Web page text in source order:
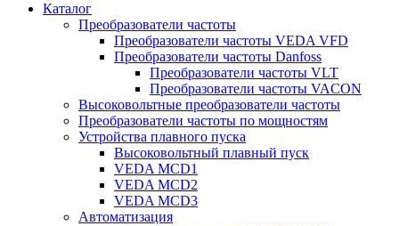
Каталог
Преобразователи частоты
Преобразователи частоты VEDA VFD
Преобразователи частоты Danfoss
Преобразователи частоты VLT
Преобразователи частоты VACON
Высоковольтные преобразователи частоты
Преобразователи частоты по мощностям
Устройства плавного пуска
Высоковольтный плавный пуск
VEDA MCD1
VEDA MCD2
VEDA MCD3
Автоматизация